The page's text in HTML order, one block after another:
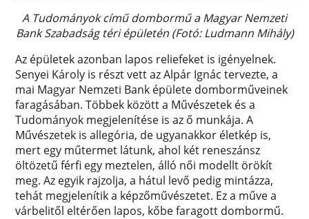
A Tudományok című dombormű a Magyar Nemzeti
BankSzabadság téri épületén (Fotó: Ludmann Mihály)
Az épületek azonban lapos reliefeket is igényelnek.
Senyei Károly is részt vett az Alpár Ignác tervezte, a
mai Magyar Nemzeti Bank épülete domborműveinek
faragásában. Többek között a Művészetek és a
Tudományok megjelenítése is az ő munkája. A
Művészetek is allegória, de ugyanakkor életkép is,
mert egy műtermet látunk, ahol két reneszánsz
öltözetű férfi egy meztelen, álló női modellt örökít
meg. Az egyik rajzolja, a hátul levő pedig mintázza,
tehát megjelenítik a képzőművészetet. Ez a műve a
várbelitől eltérően lapos, kőbe faragott dombormű.